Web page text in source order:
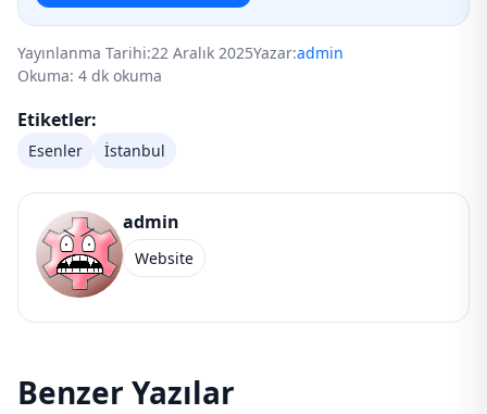
Yayınlanma Tarihi:22 Aralık 2025Yazar:admin
Okuma: 4 dk okuma
Etiketler:
Esenler İstanbul
admin
Website
Benzer Yazılar